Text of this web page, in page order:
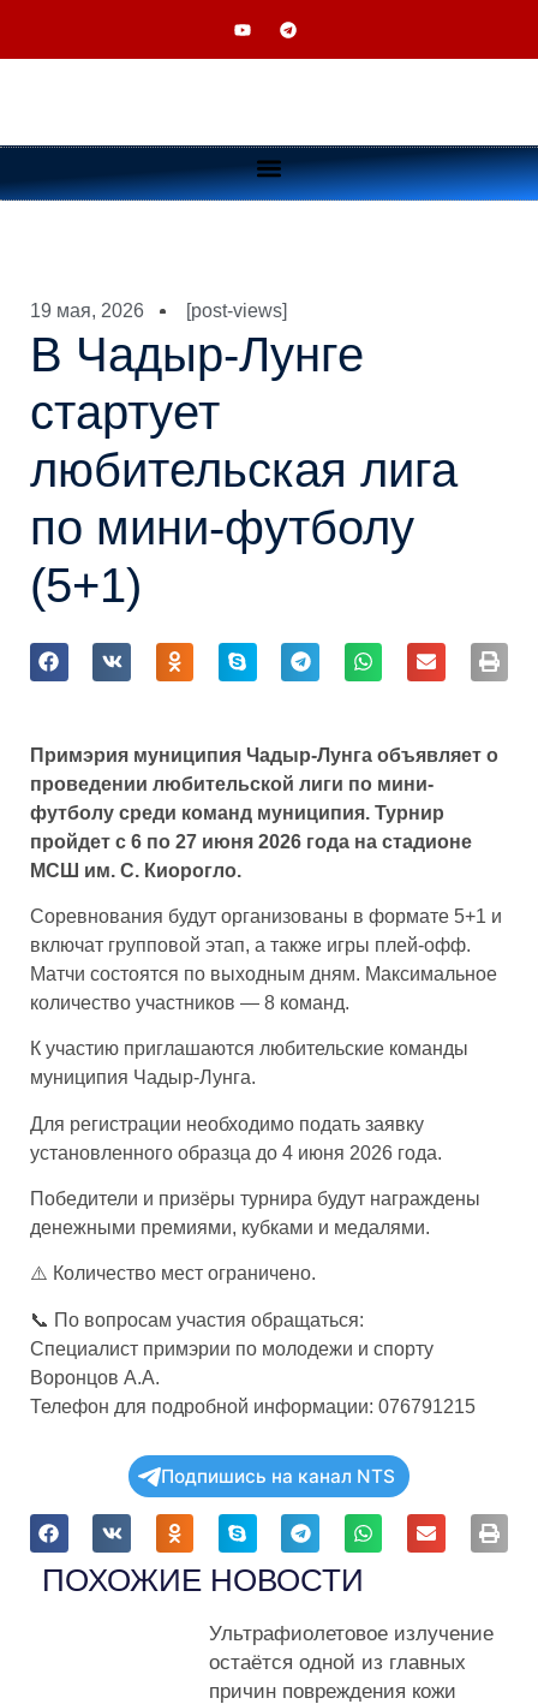
19 мая, 2026 [post-views]
В Чадыр-Лунге
стартует
любительская лига
по мини-футболу
(5+1)
Примэрия муниципия Чадыр-Лунга объявляет о
проведении любительской лиги по мини-
футболу среди команд муниципия. Турнир
пройдет с 6 по 27 июня 2026 года на стадионе
МСШ им. С. Киорогло.
Соревнования будут организованы в формате 5+1 и
включат групповой этап, а также игры плей-офф.
Матчи состоятся по выходным дням. Максимальное
количество участников — 8 команд.
К участию приглашаются любительские команды
муниципия Чадыр-Лунга.
Для регистрации необходимо подать заявку
установленного образца до 4 июня 2026 года.
Победители и призёры турнира будут награждены
денежными премиями, кубками и медалями.
⚠️ Количество мест ограничено.
📞 По вопросам участия обращаться:
Специалист примэрии по молодежи и спорту
Воронцов А.А.
Телефон для подробной информации: 076791215
Подпишись на канал NTS
ПОХОЖИЕ НОВОСТИ
Ультрафиолетовое излучение
остаётся одной из главных
причин повреждения кожи